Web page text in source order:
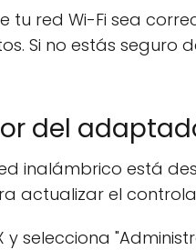
red Wi-Fi sea
Si no estás seguro
del
inalámbrico está
actualizar el
selecciona